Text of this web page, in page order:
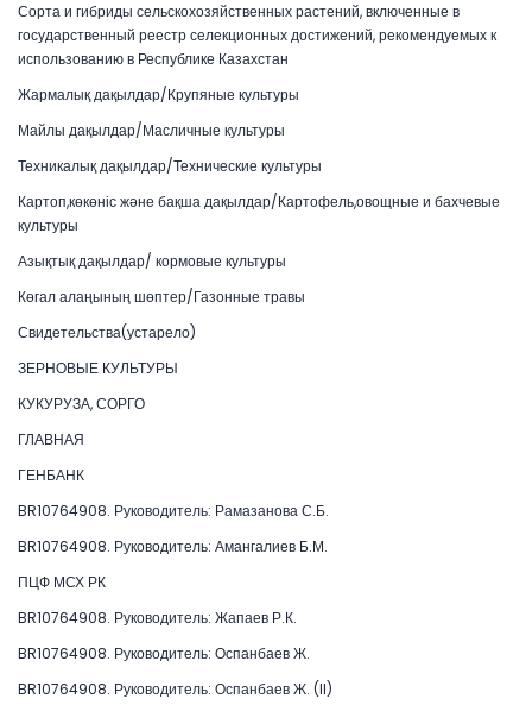
Сорта и гибриды сельскохозяйственных растений, включенные в
государственный реестр селекционных достижений, рекомендуемых к
использованию в Республике Казахстан
Жармалық дақылдар/Крупяные культуры
Майлы дақылдар/Масличные культуры
Техникалық дақылдар/Технические культуры
Картоп,көкөніс және бақша дақылдар/Картофель,овощные и бахчевые
культуры
Азықтық дақылдар/ кормовые культуры
Көгал алаңының шөптер/Газонные травы
Свидетельства(устарело)
ЗЕРНОВЫЕ КУЛЬТУРЫ
КУКУРУЗА, СОРГО
ГЛАВНАЯ
ГЕНБАНК
BR10764908. Руководитель: Рамазанова С.Б.
BR10764908. Руководитель: Амангалиев Б.М.
ПЦФ МСХ РК
BR10764908. Руководитель: Жапаев Р.К.
BR10764908. Руководитель: Оспанбаев Ж.
BR10764908. Руководитель: Оспанбаев Ж. (II)